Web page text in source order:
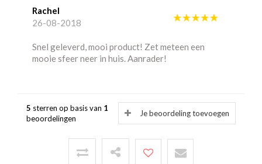
Rachel
26-08-2018
Snel geleverd, mooi product! Zet meteen een
mooie sfeer neer in huis. Aanrader!
5 sterren op basis van 1
beoordelingen
Je beoordeling toevoegen